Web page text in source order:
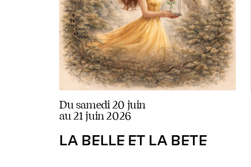
du samedi 20 juin
au 21 juin 2026
LA BELLE ET LA BETE